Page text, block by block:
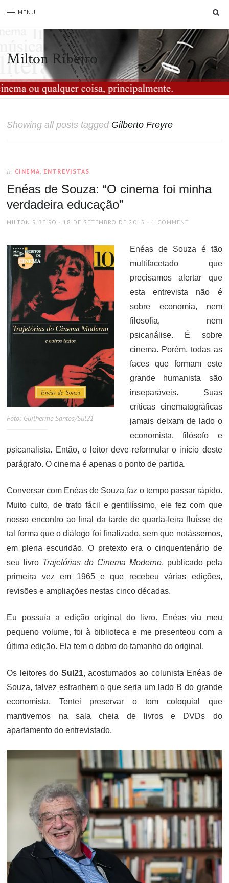
MENU
Milton Ribeiro
Showing all posts tagged Gilberto Freyre
In CINEMA, ENTREVISTAS
Enéas de Souza: “O cinema foi minha
verdadeira educação”
AUTHOR
MILTON RIBEIRO
POSTED
18 DE SETEMBRO DE 2015 1 COMMENT
Foto: Guilherme Santos/Sul21
Enéas de Souza é tão
multifacetado que
precisamos alertar que
esta entrevista não é
sobre economia, nem
filosofia, nem
psicanálise. É sobre
cinema. Porém, todas as
faces que formam este
grande humanista são
inseparáveis. Suas
críticas cinematográficas
jamais deixam de lado o
economista, filósofo e
psicanalista. Então, o leitor deve reformular o início deste
parágrafo. O cinema é apenas o ponto de partida.
Conversar com Enéas de Souza faz o tempo passar rápido.
Muito culto, de trato fácil e gentilíssimo, ele fez com que
nosso encontro ao final da tarde de quarta-feira fluísse de
tal forma que o diálogo foi finalizado, sem que notássemos,
em plena escuridão. O pretexto era o cinquentenário de
seu livro Trajetórias do Cinema Moderno, publicado pela
primeira vez em 1965 e que recebeu várias edições,
revisões e ampliações nestas cinco décadas.
Eu possuía a edição original do livro. Enéas viu meu
pequeno volume, foi à biblioteca e me presenteou com a
última edição. Ela tem o dobro do tamanho do original.
Os leitores do Sul21, acostumados ao colunista Enéas de
Souza, talvez estranhem o que seria um lado B do grande
economista. Tentei preservar o tom coloquial que
mantivemos na sala cheia de livros e DVDs do
apartamento do entrevistado.